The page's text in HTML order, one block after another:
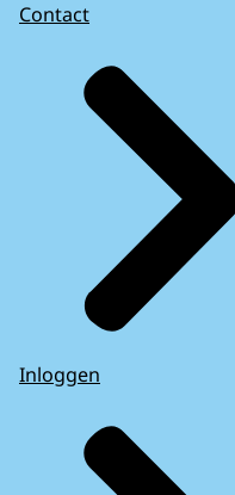
Contact
Inloggen